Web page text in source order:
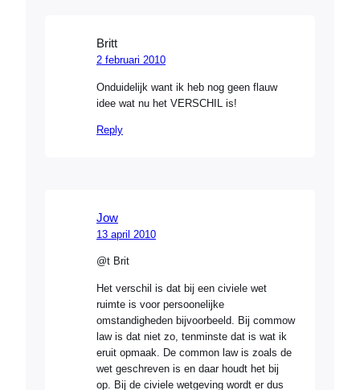
Britt
2 februari 2010
Onduidelijk want ik heb nog geen flauw
idee wat nu het VERSCHIL is!
Reply
Jow
13 april 2010
@t Brit
Het verschil is dat bij een civiele wet
ruimte is voor persoonelijke
omstandigheden bijvoorbeeld. Bij commow
law is dat niet zo, tenminste dat is wat ik
eruit opmaak. De common law is zoals de
wet geschreven is en daar houdt het bij
op. Bij de civiele wetgeving wordt er dus